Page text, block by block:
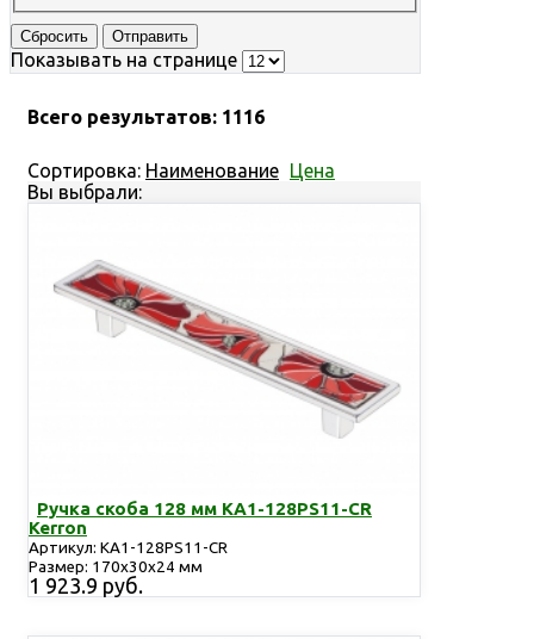
Сбросить Отправить
Показывать на странице
Всего результатов: 1116
Сортировка: Наименование Цена
Вы выбрали:
Ручка скоба 128 мм KA1-128PS11-CR
Kerron
Артикул: KA1-128PS11-CR
Размер: 170х30х24 мм
1 923.9 руб.